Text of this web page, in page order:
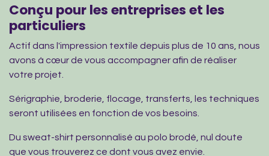
Conçu pour les entreprises et les
particuliers
Actif dans l'impression textile depuis plus de 10 ans, nous
avons à cœur de vous accompagner afin de réaliser
votre projet.
Sérigraphie, broderie, flocage, transferts, les techniques
seront utilisées en fonction de vos besoins.
Du sweat-shirt personnalisé au polo brodé, nul doute
que vous trouverez ce dont vous avez envie.